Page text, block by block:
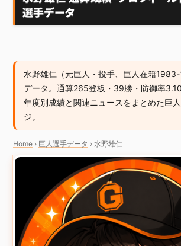
選手データ
水野雄仁（元巨人・投手、巨人在籍
データ。通算265登板・39勝・防御率
年度別成績と関連ニュースをまとめた巨
ジ。
Home › 巨人選手データ › 水野雄仁